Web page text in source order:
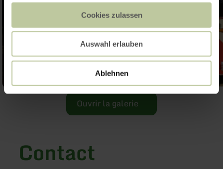
Cookies zulassen
Auswahl erlauben
Ablehnen
Ouvrir la galerie
Contact